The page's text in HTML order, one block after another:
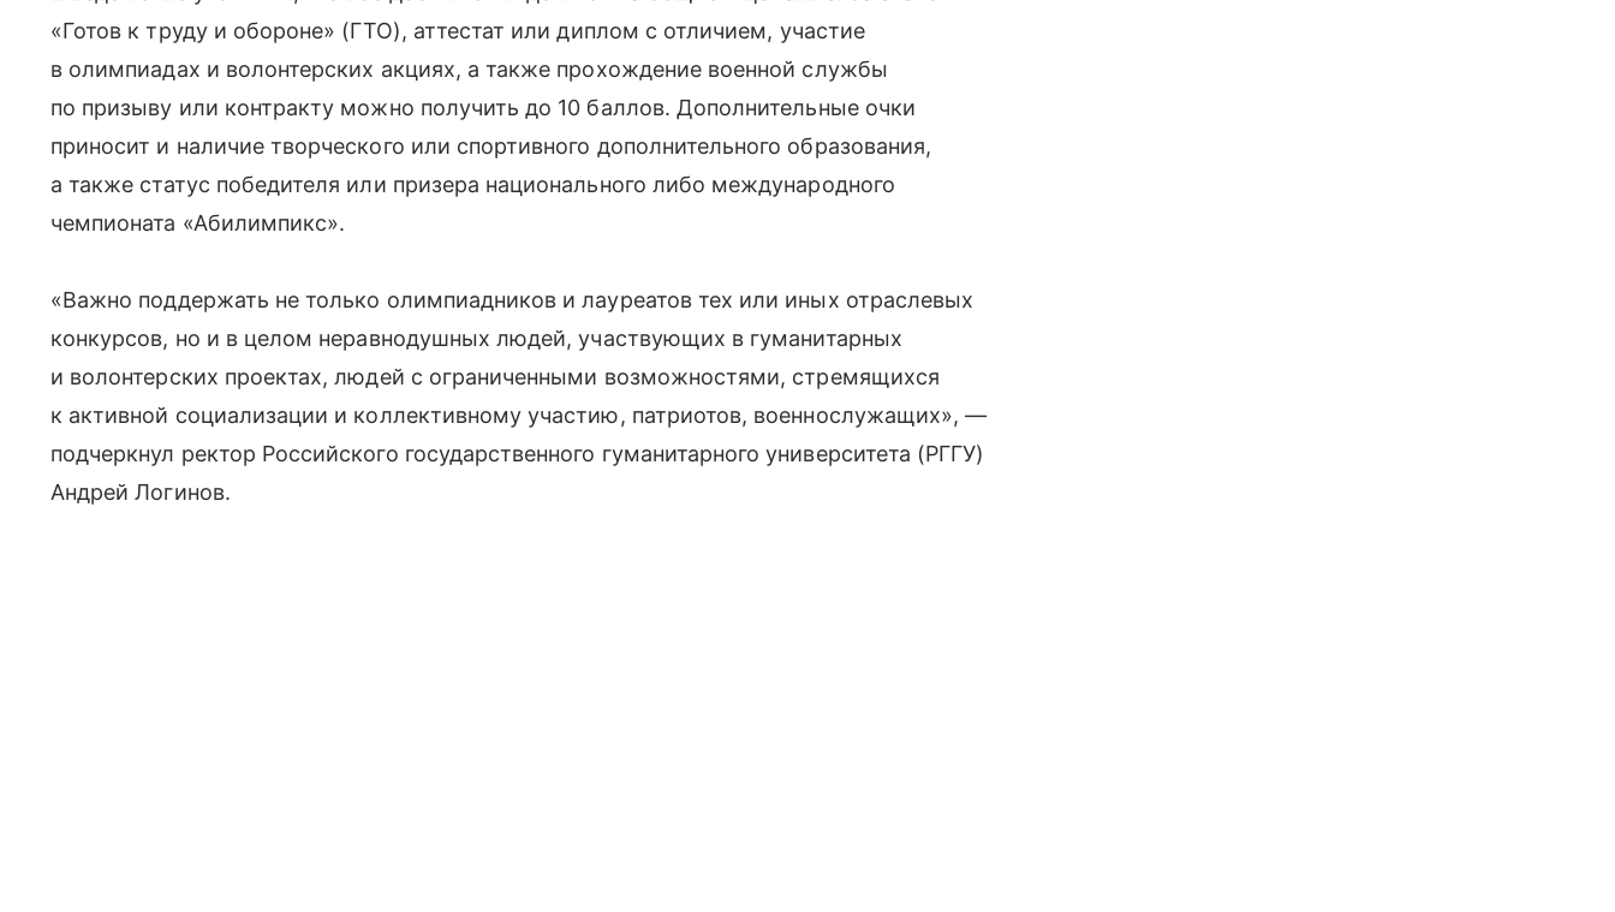
«Готов к труду и обороне» (ГТО), аттестат или диплом с отличием, участие
в олимпиадах и волонтерских акциях, а также прохождение военной службы
по призыву или контракту можно получить до 10 баллов. Дополнительные очки
приносит и наличие творческого или спортивного дополнительного образования,
а также статус победителя или призера национального либо международного
чемпионата «Абилимпикс».
«Важно поддержать не только олимпиадников и лауреатов тех или иных отраслевых
конкурсов, но и в целом неравнодушных людей, участвующих в гуманитарных
и волонтерских проектах, людей с ограниченными возможностями, стремящихся
к активной социализации и коллективному участию, патриотов, военнослужащих», —
подчеркнул ректор Российского государственного гуманитарного университета (РГГУ)
Андрей Логинов.